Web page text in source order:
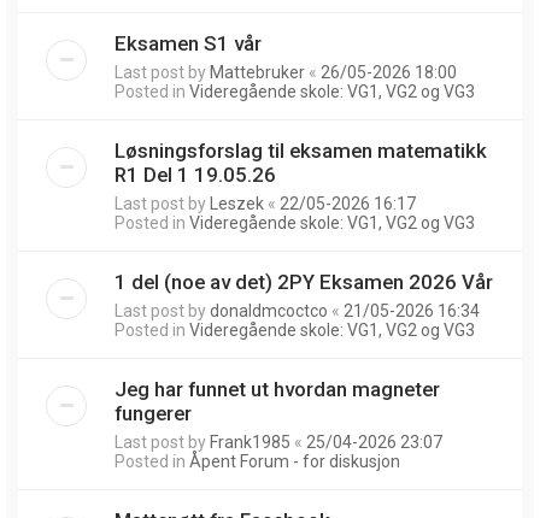
Eksamen S1 vår
Last post by Mattebruker « 26/05-2026 18:00
Posted in Videregående skole: VG1, VG2 og VG3
Løsningsforslag til eksamen matematikk
R1 Del 1 19.05.26
Last post by Leszek « 22/05-2026 16:17
Posted in Videregående skole: VG1, VG2 og VG3
1 del (noe av det) 2PY Eksamen 2026 Vår
Last post bydonaldmcoctco « 21/05-2026 16:34
Posted in Videregående skole: VG1, VG2 og VG3
Jeg har funnet ut hvordan magneter
fungerer
Last post by Frank1985 « 25/04-2026 23:07
Posted in Åpent Forum - for diskusjon